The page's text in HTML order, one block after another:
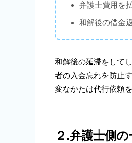
弁護士費用を
和解後の借金
和解後の延滞をして
者の入金忘れを防止
変なかたは代行依頼
２.弁護士側